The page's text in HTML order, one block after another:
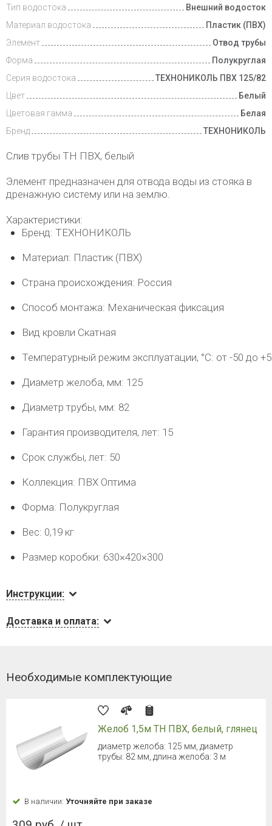
Доставка
Тип водостока
Внешний водосток
Материал водостока
Пластик (ПВХ)
Элемент
Отвод трубы
Форма
Полукруглая
Серия водостока
ТЕХНОНИКОЛЬ ПВХ 125/82
Цвет
Белый
Цветовая гамма
Белая
Бренд
ТЕХНОНИКОЛЬ
Слив трубы ТН ПВХ, белый
Элемент предназначен для отвода воды из стояка в
дренажную систему или на землю.
Характеристики:
Бренд: ТЕХНОНИКОЛЬ
Материал: Пластик (ПВХ)
Страна происхождения: Россия
Способ монтажа: Механическая фиксация
Вид кровли Скатная
Температурный режим эксплуатации, °C: от -50 до
Диаметр желоба, мм: 125
Диаметр трубы, мм: 82
Гарантия производителя, лет: 15
Срок службы, лет: 50
Коллекция: ПВХ Оптима
Форма: Полукруглая
Вес: 0,19 кг
Размер коробки: 630×420×300
Инструкции:
Доставка и оплата:
Необходимые комплектующие
Желоб 1,5м ТН ПВХ, белый, глянец
диаметр желоба: 125 мм, диаметр
трубы: 82 мм, длина желоба: 3 м
В наличии: Уточняйте при заказе